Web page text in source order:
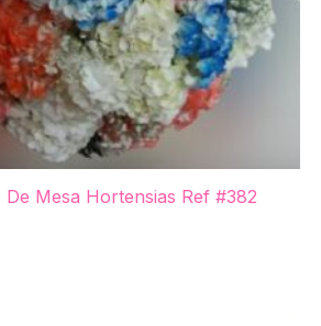
Mesa Hortensias Ref #382